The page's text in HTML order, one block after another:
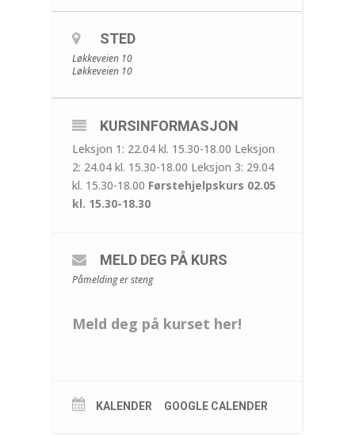
STED
Løkkeveien 10
Løkkeveien 10
KURSINFORMASJON
Leksjon 1: 22.04 kl. 15.30-18.00 Leksjon
2: 24.04 kl. 15.30-18.00 Leksjon 3: 29.04
kl. 15.30-18.00 Førstehjelpskurs 02.05
kl. 15.30-18.30
MELD DEG PÅ KURS
Påmelding er steng
Meld deg på kurset her!
KALENDER GOOGLE CALENDER